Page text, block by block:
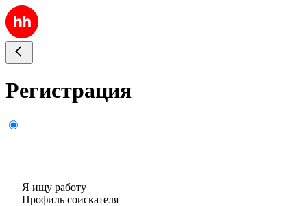
Регистрация
Я ищу работу
Профиль соискателя